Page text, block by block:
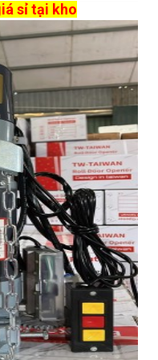
sỉ tại kho